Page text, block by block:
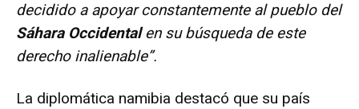
decidido a apoyar constantemente al pueblo del
Sáhara Occidentalen su búsqueda de este
derecho inalienable”.
La diplomática namibia destacó que su país